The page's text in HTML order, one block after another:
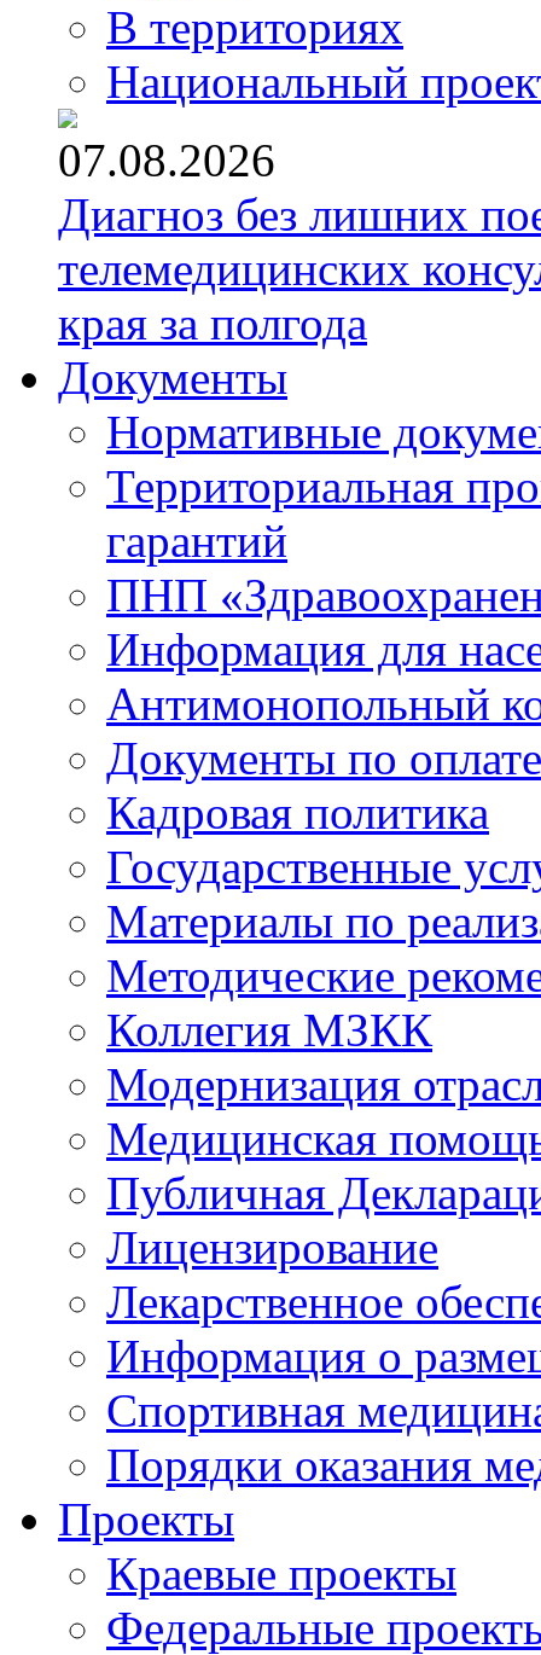
В территориях
Национальный
07.08.2026
Диагноз без лишних
телемедицинских
края за полгода
Документы
Нормативные
Территориальная
гарантий
ПНП
Информация для
Антимонопольный
Документы по
Кадровая политика
Государственные
Материалы по
Методические
Коллегия МЗКК
Модернизация
Медицинская
Публичная
Лицензирование
Лекарственное
Информация о
Спортивная
Порядки оказания
Проекты
Краевые проекты
Федеральные